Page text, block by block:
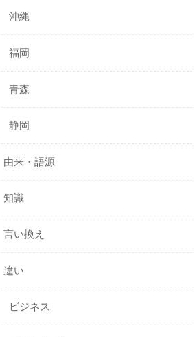
沖縄
福岡
青森
静岡
由来・語源
知識
言い換え
違い
ビジネス